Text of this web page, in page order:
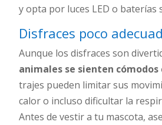
y opta por luces LED o baterías
Disfraces poco
Aunque los disfraces son
animales se sienten cómodos
trajes pueden limitar sus
calor o incluso dificultar la
Antes de vestir a tu mascota,